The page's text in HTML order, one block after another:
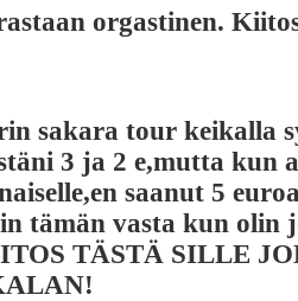
orgastinen.
sakara tour keikalla
3 ja 2 e,mutta kun
saanut 5
tämän vasta kun olin
TÄSTÄ SILLE